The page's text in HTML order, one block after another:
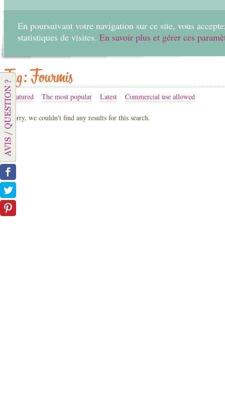
En poursuivant votre navigation sur ce site, vous
statistiques de visites. En savoir plus et gérer ces
Tag: Fourmis
Featured The most popular Latest Commercial use allowed
Sorry, we couldn't find any results for this search.